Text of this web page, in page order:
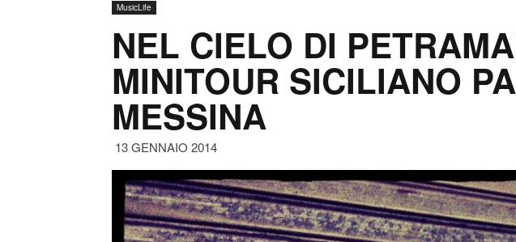
MusicLife
NEL CIELO DI
MINITOUR SICILIANO
MESSINA
13 GENNAIO 2014